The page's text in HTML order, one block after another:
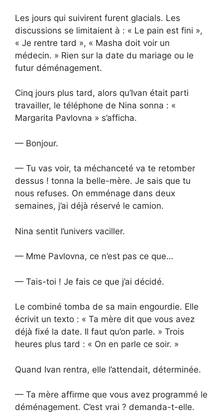
Les jours qui suivirent furent glacials. Les
discussions se limitaient à : « Le pain est fini »,
« Je rentre tard », « Masha doit voir un
médecin. » Rien sur la date du mariage ou le
futur déménagement.
Cinq jours plus tard, alors qu’Ivan était parti
travailler, le téléphone de Nina sonna : «
Margarita Pavlovna » s’afficha.
— Bonjour.
— Tu vas voir, ta méchanceté va te retomber
dessus ! tonna la belle-mère. Je sais que tu
nous refuses. On emménage dans deux
semaines, j’ai déjà réservé le camion.
Nina sentit l’univers vaciller.
— Mme Pavlovna, ce n’est pas ce que…
— Tais-toi ! Je fais ce que j’ai décidé.
Le combiné tomba de sa main engourdie. Elle
écrivit un texto : « Ta mère dit que vous avez
déjà fixé la date. Il faut qu’on parle. » Trois
heures plus tard : « On en parle ce soir. »
Quand Ivan rentra, elle l’attendait, déterminée.
— Ta mère affirme que vous avez programmé le
déménagement. C’est vrai ? demanda-t-elle.